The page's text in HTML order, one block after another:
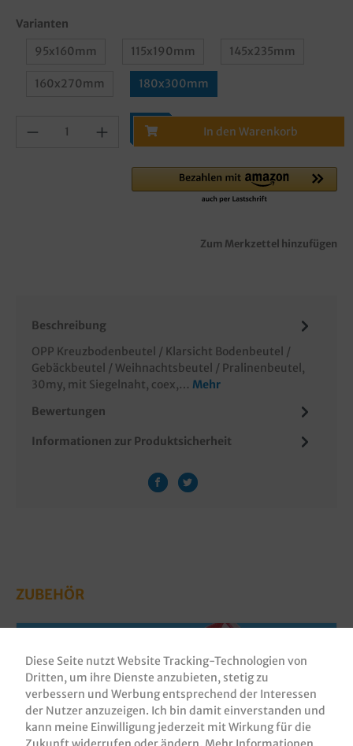
Varianten
95x160mm
115x190mm 145x235mm
160x270mm 180x300mm
In den Warenkorb
Zum Merkzettel hinzufügen
Beschreibung
OPP Kreuzbodenbeutel / Klarsicht Bodenbeutel /
Gebäckbeutel / Weihnachtsbeutel / Pralinenbeutel,
30my, mit Siegelnaht, coex,… Mehr
Bewertungen
Informationen zur Produktsicherheit
ZUBEHÖR
Diese Seite nutzt Website Tracking-Technologien von
Dritten, um ihre Dienste anzubieten, stetig zu
verbessern und Werbung entsprechend der Interessen
der Nutzer anzuzeigen. Ich bin damit einverstanden und
kann meine Einwilligung jederzeit mit Wirkung für die